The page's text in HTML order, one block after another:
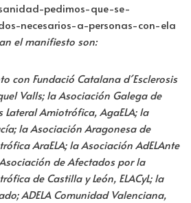
pedimos-que-se-
necesarios-a-personas-con-ela
el manifiesto son:
con Fundació Catalana d´Esclerosis
Valls; la Asociación Galega de
Lateral Amiotrófica, AgaELA; la
la Asociación Aragonesa de
AraELA; la Asociación AdELAnte
de Afectados por la
de Castilla y León, ELACyL; la
ADELA Comunidad Valenciana,